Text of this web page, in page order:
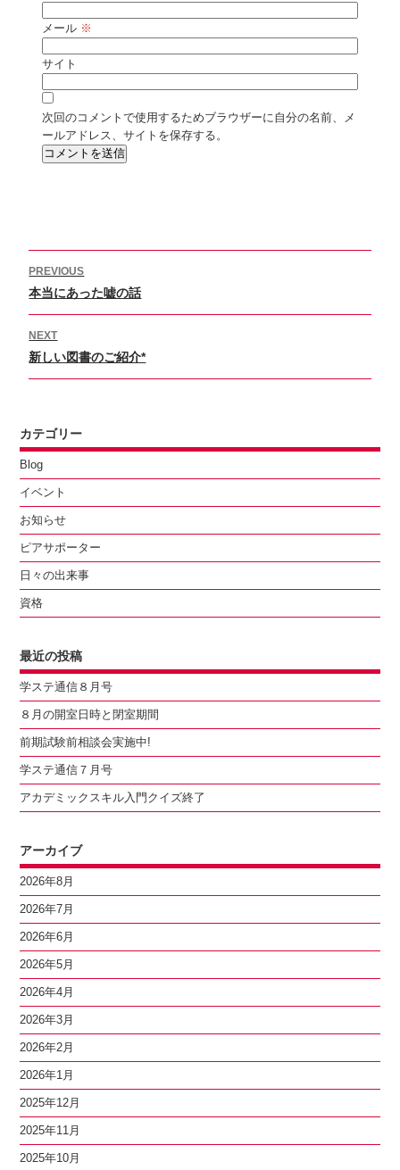
メール ※
サイト
次回のコメントで使用するためブラウザーに自分の名前、メ
ールアドレス、サイトを保存する。
稿
ナ
ビ
ゲ
ー
シ
ョ
PREVIOUS
Previous
post:
本当にあった嘘の話
NEXT
Next
post:
新しい図書のご紹介*
カテゴリー
Blog
イベント
お知らせ
ピアサポーター
日々の出来事
資格
最近の投稿
学ステ通信８月号
８月の開室日時と閉室期間
前期試験前相談会実施中!
学ステ通信７月号
アカデミックスキル入門クイズ終了
アーカイブ
2026年8月
2026年7月
2026年6月
2026年5月
2026年4月
2026年3月
2026年2月
2026年1月
2025年12月
2025年11月
2025年10月